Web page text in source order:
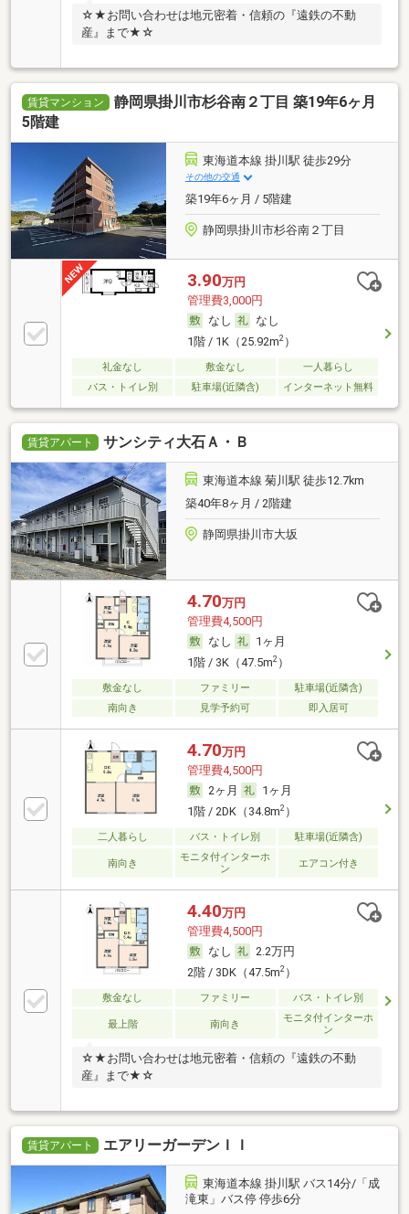
☆★お問い合わせは地元密着・信頼の『遠鉄の不動
産』まで★☆
賃貸マンション
静岡県掛川市杉谷南２丁目 築19年6ヶ月
5階建
東海道本線 掛川駅 徒歩29分
その他の交通
築19年6ヶ月 / 5階建
静岡県掛川市杉谷南２丁目
3.90万円
管理費3,000円
なし
なし
1階 / 1K（25.92m2）
礼金なし 敷金なし
一人暮らし
バス・トイレ別
駐車場(近隣含) インターネット無料
賃貸アパート サンシティ大石Ａ・Ｂ
東海道本線 菊川駅 徒歩12.7km
築40年8ヶ月 / 2階建
静岡県掛川市大坂
4.70万円
管理費4,500円
なし
1ヶ月
1階 / 3K（47.5m2）
敷金なし ファミリー
駐車場(近隣含)
南向き
見学予約可 即入居可
4.70万円
管理費4,500円
2ヶ月
1ヶ月
1階 / 2DK（34.8m2）
二人暮らし バス・トイレ別 駐車場(近隣含)
南向き
モニタ付インターホ
ン
エアコン付き
4.40万円
管理費4,500円
なし
2.2万円
2階 / 3DK（47.5m2）
敷金なし ファミリー バス・トイレ別
最上階 南向き
モニタ付インターホ
ン
☆★お問い合わせは地元密着・信頼の『遠鉄の不動
産』まで★☆
賃貸アパート エアリーガーデンＩＩ
東海道本線 掛川駅 バス14分/「成
滝東」バス停 停歩6分